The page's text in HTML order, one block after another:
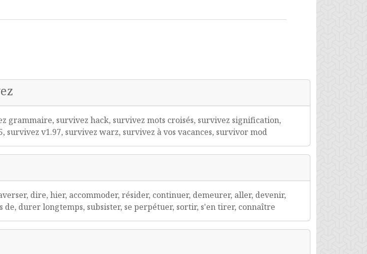
grammaire, survivez hack, survivez mots croisés, survivez signification,
survivez v1.97, survivez warz, survivez à vos vacances, survivor mod
dire, hier, accommoder, résider, continuer, demeurer, aller, devenir,
durer longtemps, subsister, se perpétuer, sortir, s'en tirer, connaître